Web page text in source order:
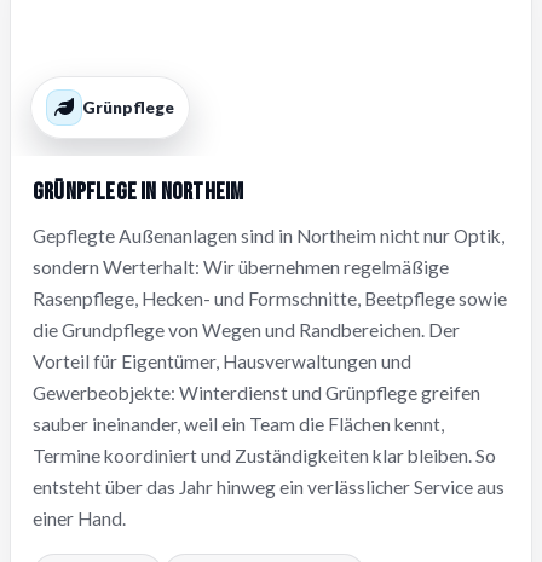
Grünpflege
Grünpflege in Northeim
Gepflegte Außenanlagen sind in Northeim nicht nur Optik,
sondern Werterhalt: Wir übernehmen regelmäßige
Rasenpflege, Hecken- und Formschnitte, Beetpflege sowie
die Grundpflege von Wegen und Randbereichen. Der
Vorteil für Eigentümer, Hausverwaltungen und
Gewerbeobjekte: Winterdienst und Grünpflege greifen
sauber ineinander, weil ein Team die Flächen kennt,
Termine koordiniert und Zuständigkeiten klar bleiben. So
entsteht über das Jahr hinweg ein verlässlicher Service aus
einer Hand.